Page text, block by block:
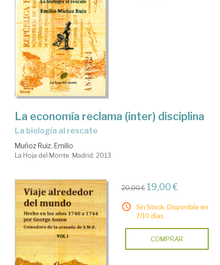
La economía reclama (inter) disciplina
La biología al rescate
Muñoz Ruiz, Emilio
La Hoja del Monte. Madrid, 2013
20,00 € 19,00 €
Sin Stock. Disponible en
7/10 días.
COMPRAR